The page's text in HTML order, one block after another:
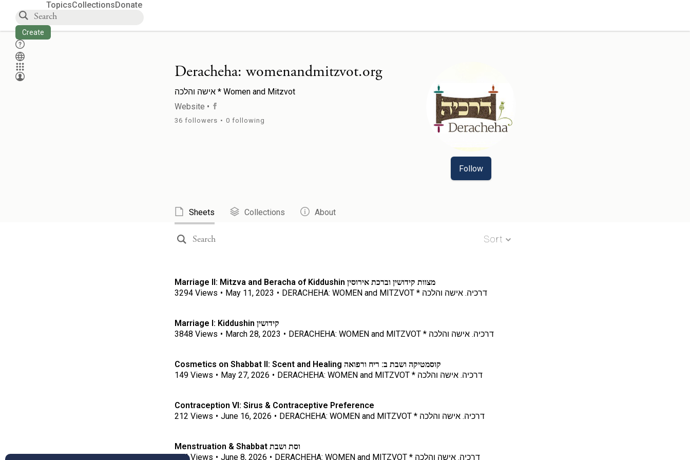
TopicsCollectionsDonate
Create
Deracheha: womenandmitzvot.org
אישה והלכה * Women and Mitzvot
Website •
36 followers • 0 following
Follow
Sheets Collections About
Sort
מצוות קידושין וברכת אירוסין Marriage II: Mitzva and Beracha of Kiddushin
3294 Views • May 11, 2023 • DERACHEHA: WOMEN and MITZVOT * דרכיה. אישה והלכה
Marriage I: Kiddushin קידושין
3848 Views • March 28, 2023 • DERACHEHA: WOMEN and MITZVOT * דרכיה. אישה והלכה
Cosmetics on Shabbat II: Scent and Healing קוסמטיקה ושבת ב: ריח ורפואה
149 Views • May 27, 2026 • DERACHEHA: WOMEN and MITZVOT * דרכיה. אישה והלכה
Contraception VI: Sirus & Contraceptive Preference
212 Views • June 16, 2026 • DERACHEHA: WOMEN and MITZVOT * דרכיה. אישה והלכה
Menstruation & Shabbat וסת ושבת
324 Views • June 8, 2026 • DERACHEHA: WOMEN and MITZVOT * דרכיה. אישה והלכה